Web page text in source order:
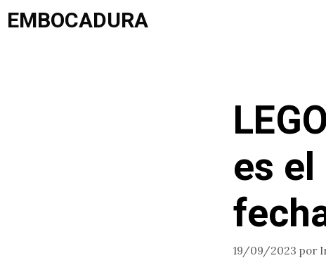
Saltar
alEMBOCADURA
es
19/09/2023 por